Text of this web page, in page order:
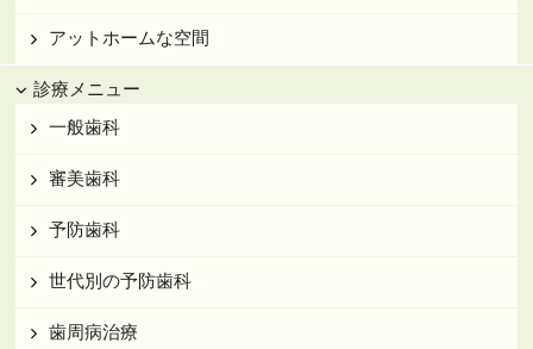
アットホームな空間
診療メニュー
一般歯科
審美歯科
予防歯科
世代別の予防歯科
歯周病治療